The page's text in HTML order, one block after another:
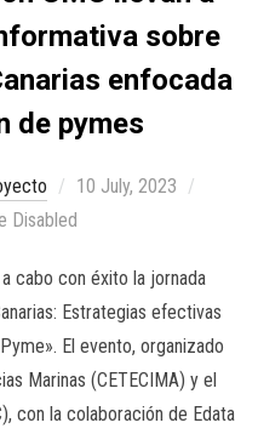
sobre
enfocada
de pymes
10 July, 2023
Disabled
cabo con éxito la jornada
Estrategias efectivas
El evento, organizado
Marinas (CETECIMA) y el
con la colaboración de Edata